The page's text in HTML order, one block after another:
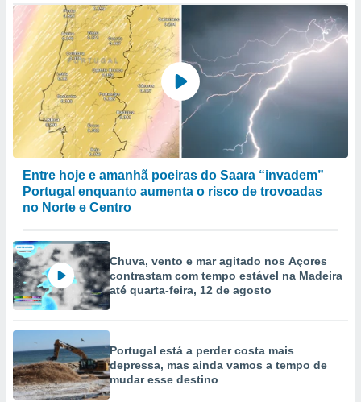
Entre hoje e amanhã poeiras do Saara “invadem”
Portugal enquanto aumenta o risco de trovoadas
no Norte e Centro
Chuva, vento e mar agitado nos Açores
contrastam com tempo estável na Madeira
até quarta-feira, 12 de agosto
Portugal está a perder costa mais
depressa, mas ainda vamos a tempo de
mudar esse destino